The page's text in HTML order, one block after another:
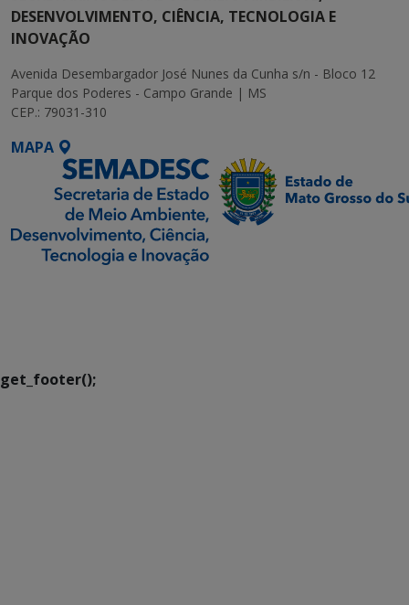
DESENVOLVIMENTO, CIÊNCIA, TECNOLOGIA E
INOVAÇÃO
Avenida Desembargador José Nunes da Cunha s/n - Bloco 12
Parque dos Poderes - Campo Grande | MS
CEP.: 79031-310
MAPA
get_footer();